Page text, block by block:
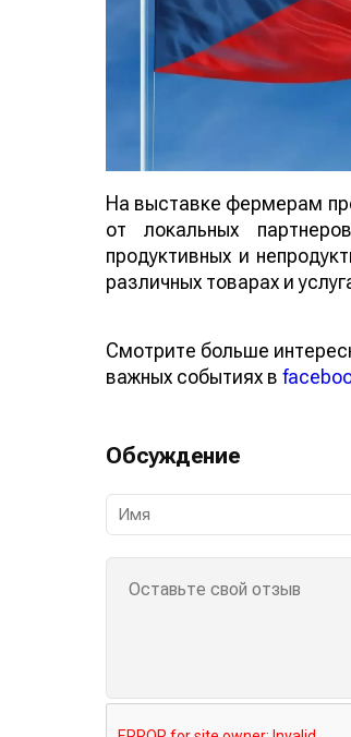
На выставке фермерам
от локальных
продуктивных и
различных товарах и
Смотрите больше
важных событиях в
Обсуждение